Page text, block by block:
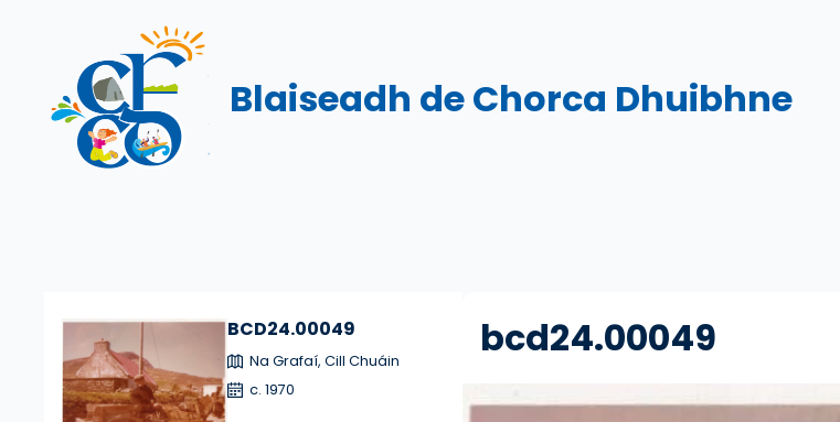
Blaiseadh de Chorca Dhuibhne
BCD24.00049
Na Grafaí, Cill Chuáin
c. 1970
bcd24.00049